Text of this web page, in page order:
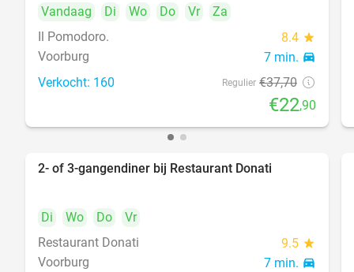
Vandaag Di Wo Do Vr
Za
Il Pomodoro.
8.4 star
Voorburg 7 min. directions_car
Verkocht: 160 Regulier €37,70
€22,90
2- of 3-gangendiner bij Restaurant Donati
Di Wo Do
Vr
Restaurant Donati
9.5 star
Voorburg 7 min. directions_car